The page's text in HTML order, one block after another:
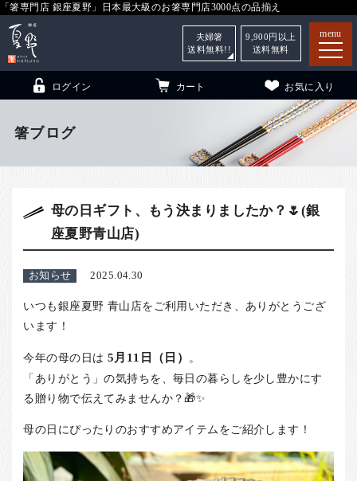
「箸専門店 銀座夏野」日本最大級のお箸専門店3000点の品揃え
menu
子供和食器（贈答用・自宅用）
銀座夏野・箸長 について
こども和食器 小夏 について
ご利用ガイド
法人・飲食店のお客様
お客様の声
店舗紹介
箸ブログ
ログイン カート お気に入り
夫婦箸
送料無料!!
9,900 円以上
送料無料
箸ブログ
母の日ギフト、もう決まりましたか？🌷(銀
座夏野青山店)
お知らせ 2025.04.30
いつも銀座夏野 青山店をご利用いただき、ありがとうござ
います！
今年の母の日は 5月11日（日）
。
「ありがとう」の気持ちを、毎日の暮らしを少し豊かにす
る贈り物で伝えてみませんか？🎁✨
母の日にぴったりのおすすめアイテムをご紹介します！